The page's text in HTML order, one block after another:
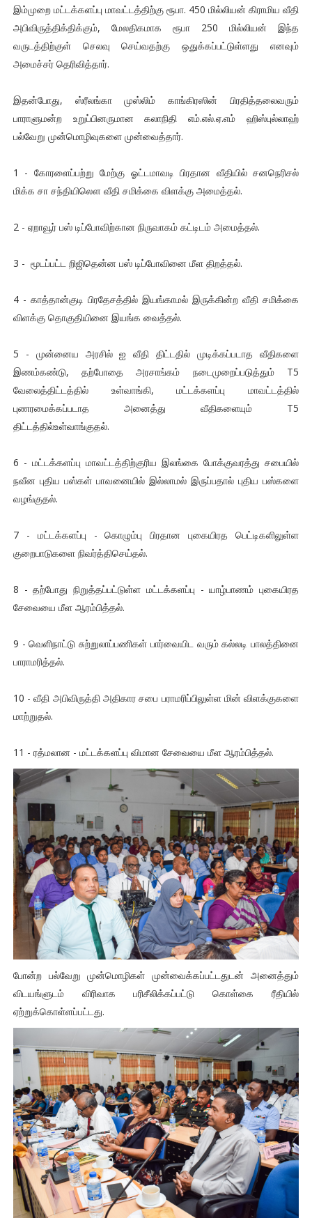
இம்முறை மட்டக்களப்பு மாவட்டத்திற்கு ரூபா. 450 மில்லியன் கிராமிய வீதி
அபிவிருத்திக்திக்கும், மேலதிகமாக ரூபா 250 மில்லியன் இந்த
வருடத்திற்குள் செலவு செய்வதற்கு ஒதுக்கப்பட்டுள்ளது எனவும்
அமைச்சர் தெரிவித்தார்.
இதன்போது, ஸ்ரீலங்கா முஸ்லிம் காங்கிரஸின் பிரதித்தலைவரும்
பாராளுமன்ற உறுப்பினருமான கலாநிதி எம்.எல்.ஏ.எம் ஹிஸ்புல்லாஹ்
பல்வேறு முன்மொழிவுகளை முன்வைத்தார்.
1 - கோரளைப்பற்று மேற்கு ஓட்டமாவடி பிரதான வீதியில் சனநெரிசல்
மிக்க சா சந்தியிலௌ வீதி சமிக்கை விளக்கு அமைத்தல்.
2 - ஏறாவூர் பஸ் டிப்போவிற்கான நிருவாகம் கட்டிடம் அமைத்தல்.
3 - மூடப்பட்ட றிஜிதென்ன பஸ் டிப்போவினை மீள திறத்தல்.
4 - காத்தான்குடி பிரதேசத்தில் இயங்காமல் இருக்கின்ற வீதி சமிக்கை
விளக்கு தொகுதியினை இயங்க வைத்தல்.
5 - முன்னைய அரசில் ஐ வீதி திட்டதில் முடிக்கப்படாத வீதிகளை
இணம்கண்டு, தற்போதை அரசாங்கம் நடைமுறைப்படுத்தும் T5
வேலைத்திட்டத்தில் உள்வாங்கி, மட்டக்களப்பு மாவட்டத்தில்
புணரமைக்கப்படாத அனைத்து வீதிகளையும் T5
திட்டத்தில்உள்வாங்குதல்.
6 - மட்டக்களப்பு மாவட்டத்திற்குரிய இலங்கை போக்குவரத்து சபையில்
நவீன புதிய பஸ்கள் பாவனையில் இல்லாமல் இருப்பதால் புதிய பஸ்களை
வழங்குதல்.
7 - மட்டக்களப்பு - கொழும்பு பிரதான புகையிரத பெட்டிகளிலுள்ள
குறைபாடுகளை நிவர்த்திசெய்தல்.
8 - தற்போது நிறுத்தப்பட்டுள்ள மட்டக்களப்பு - யாழ்பாணம் புகையிரத
சேவையை மீள ஆரம்பித்தல்.
9 - வெளிநாட்டு சுற்றுலாப்பணிகள் பார்வையிட வரும் கல்லடி பாலத்தினை
பாராமரித்தல்.
10 - வீதி அபிவிருத்தி அதிகார சபை பராமரிப்பிலுள்ள மின் விளக்குகளை
மாற்றுதல்.
11 - ரத்மலான - மட்டக்களப்பு விமான சேவையை மீள ஆரம்பித்தல்.
போன்ற பல்வேறு முன்மொழிகள் முன்வைக்கப்பட்டதுடன் அனைத்தும்
விடயங்ளுடம் விரிவாக பரிசீலிக்கப்பட்டு கொள்கை ரீதியில்
ஏற்றுக்கொள்ளப்பட்டது.